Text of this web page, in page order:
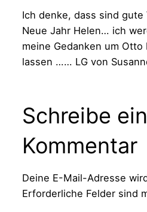
Ich denke, dass sind gute
Neue Jahr Helen… ich
meine Gedanken um
lassen …… LG von
Schreibe
Kommentar
Deine E-Mail-Adresse
Erforderliche Felder sind